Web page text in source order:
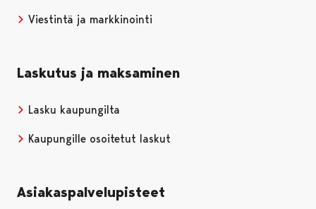
Viestintä ja markkinointi
Laskutus ja maksaminen
Lasku kaupungilta
Kaupungille osoitetut laskut
Asiakaspalvelupisteet